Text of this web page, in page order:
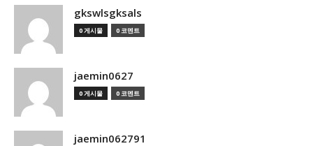
gkswlsgksals
0 게시물 0 코멘트
jaemin0627
0 게시물 0 코멘트
jaemin062791